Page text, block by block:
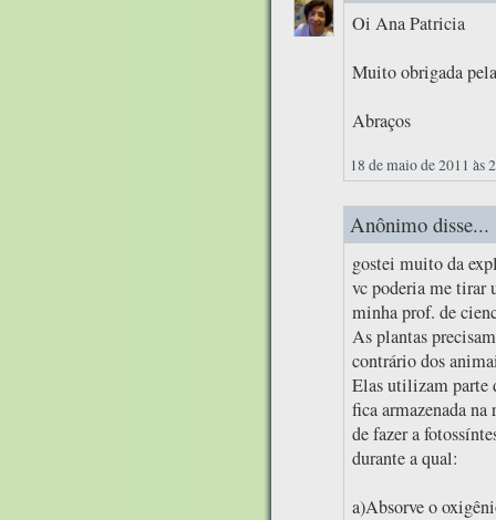
Oi Ana Patricia
Muito obrigada
Abraços
18 de maio de 2011 às
Anônimo disse...
gostei muito da
vc poderia me tirar
minha prof. de
As plantas
contrário dos
Elas utilizam parte
fica armazenada
de fazer a
durante a qual:
a)Absorve o